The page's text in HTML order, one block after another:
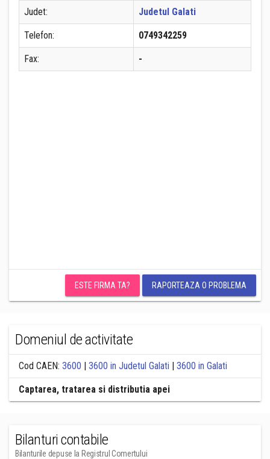
Judet: Judetul Galati
Telefon: 0749342259
Fax: -
ESTE FIRMA TA? RAPORTEAZA O PROBLEMA
Domeniul de activitate
Cod CAEN: 3600 | 3600 in Judetul Galati | 3600 in Galati
Captarea, tratarea si distributia apei
Bilanturi contabile
Bilanturile depuse la Registrul Comertului